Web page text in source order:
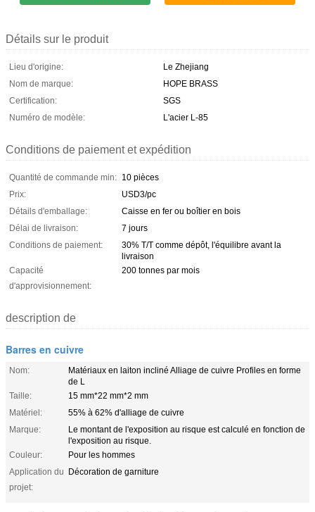
Détails sur le produit
Lieu d'origine:
Le Zhejiang
Nom de marque:
HOPE BRASS
Certification:
SGS
Numéro de modèle:
L'acier L-85
Conditions de paiement et expédition
Quantité de commande min: 10 pièces
Prix:
USD3/pc
Détails d'emballage:
Caisse en fer ou boîtier en bois
Délai de livraison:
7 jours
Conditions de paiement:
30% T/T comme dépôt, l'équilibre avant la
livraison
Capacité
d'approvisionnement:
200 tonnes par mois
description de
Barres en cuivre
Nom:
Matériaux en laiton incliné Alliage de cuivre Profiles en forme
de L
Taille:
15 mm*22 mm*2 mm
Matériel:
55% à 62% d'alliage de cuivre
Marque:
Le montant de l'exposition au risque est calculé en fonction de
l'exposition au risque.
Couleur:
Pour les hommes
Application du
projet:
Décoration de garniture